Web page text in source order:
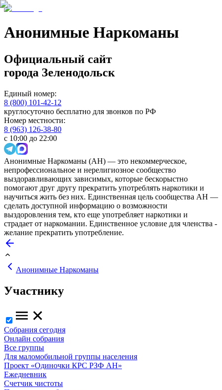
Анонимные Наркоманы
Официальный сайт
города Зеленодольск
Единый номер:
8 (800) 101-42-12
круглосуточно бесплатно для звонков по РФ
Номер местности:
8 (963) 126-38-80
с 10:00 до 22:00
Анонимные Наркоманы (АН) — это некоммерческое,
непрофессиональное и нерелигиозное сообщество
выздоравливающих зависимых, которые бескорыстно
помогают друг другу прекратить употреблять наркотики и
научиться жить без них. Единственная цель сообщества АН —
сделать доступной информацию о возможности
выздоровления тем, кто еще употребляет наркотики и
страдает от наркомании. Единственное условие для членства -
желание прекратить употребление.
Анонимные Наркоманы
Участнику
Собрания сегодня
Онлайн собрания
Все группы
Для маломобильной группы населения
Проект «Одиночки КРС РЗФ АН»
Ежедневник
Счетчик чистоты